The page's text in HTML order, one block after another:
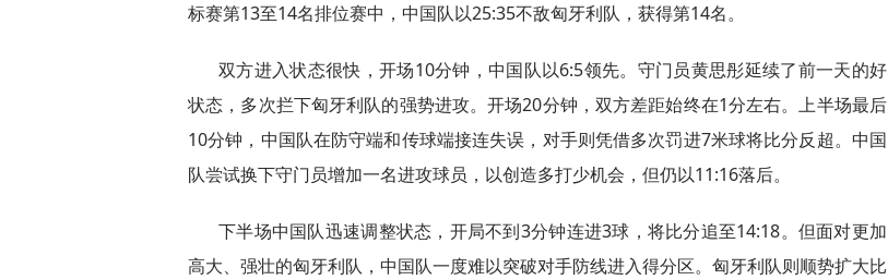
标赛第13至14名排位赛中，中国队以25:35不敌匈牙利队，获得第14名。
双方进入状态很快，开场10分钟，中国队以6:5领先。守门员黄思彤延续了前一天的好
状态，多次拦下匈牙利队的强势进攻。开场20分钟，双方差距始终在1分左右。上半场最后
10分钟，中国队在防守端和传球端接连失误，对手则凭借多次罚进7米球将比分反超。中国
队尝试换下守门员增加一名进攻球员，以创造多打少机会，但仍以11:16落后。
下半场中国队迅速调整状态，开局不到3分钟连进3球，将比分追至14:18。但面对更加
高大、强壮的匈牙利队，中国队一度难以突破对手防线进入得分区。匈牙利队则顺势扩大比